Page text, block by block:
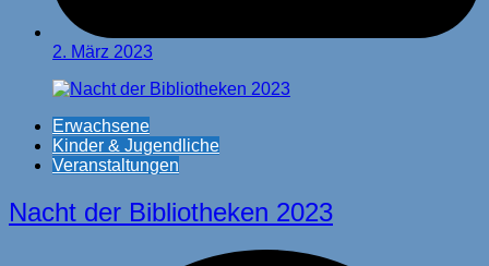
2. März 2023
Erwachsene
Kinder & Jugendliche
Veranstaltungen
Nacht der Bibliotheken 2023